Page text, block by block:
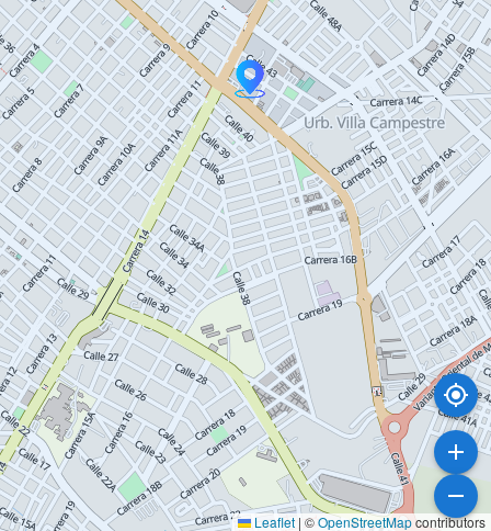
Leaflet | ©OpenStreetMapcontributors